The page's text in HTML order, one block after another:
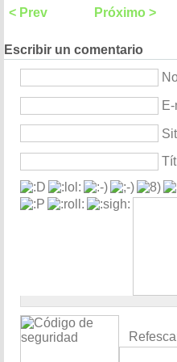
< Prev Próximo >
Escribir un comentario
E-